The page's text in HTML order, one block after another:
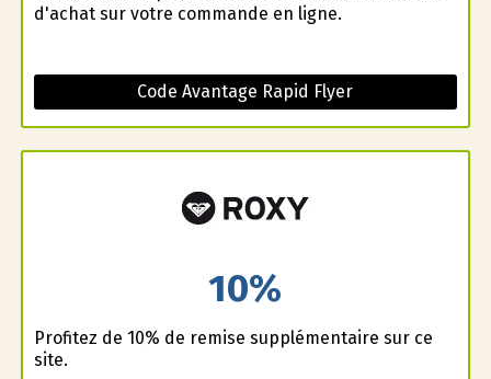
d'achat sur votre commande en ligne.
Code Avantage Rapid Flyer
10%
Profitez de 10% de remise supplémentaire sur ce
site.